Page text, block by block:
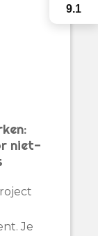
niet-
Je
9.1